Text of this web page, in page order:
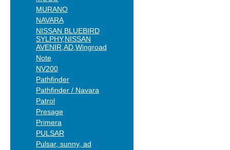
MURANO
NAVARA
NISSAN BLUEBIRD
SYLPHY,NISSAN
AVENIR,AD,Wingroad
Note
NV200
Pathfinder
Pathfinder / Navara
Patrol
Presage
Primera
PULSAR
Pulsar, sunny, ad